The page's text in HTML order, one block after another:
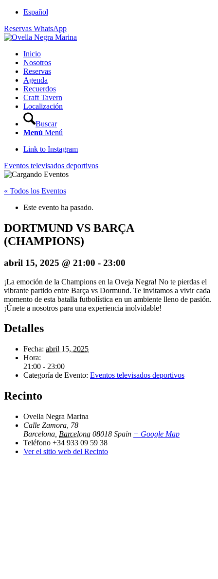
Español
Reservas WhatsApp
Inicio
Nosotros
Reservas
Agenda
Recuerdos
Craft Tavern
Localización
Buscar
Menú Menú
Link to Instagram
Eventos televisados deportivos
« Todos los Eventos
Este evento ha pasado.
DORTMUND VS BARÇA
(CHAMPIONS)
abril 15, 2025 @ 21:00 - 23:00
¡La emoción de la Champions en la Oveja Negra! No te pierdas el
vibrante partido entre Barça vs Dormund. Te invitamos a vivir cada
momento de esta batalla futbolística en un ambiente lleno de pasión.
¡Únete a nosotros para una experiencia inolvidable!
Detalles
Fecha: abril 15, 2025
Hora:
21:00 - 23:00
Categoría de Evento: Eventos televisados deportivos
Recinto
Ovella Negra Marina
Calle Zamora, 78
Barcelona Barcelona 08018 Spain + Google Map
Teléfono +34 933 09 59 38
Ver el sitio web del Recinto